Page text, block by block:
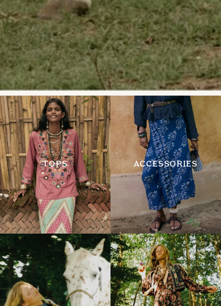
TOPS ACCESSORIES